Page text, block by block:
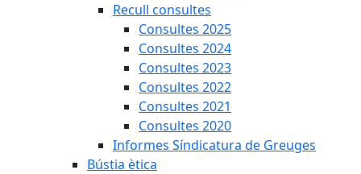
Recull consultes
Consultes 2025
Consultes 2024
Consultes 2023
Consultes 2022
Consultes 2021
Consultes 2020
Informes Síndicatura de Greuges
Bústia ètica